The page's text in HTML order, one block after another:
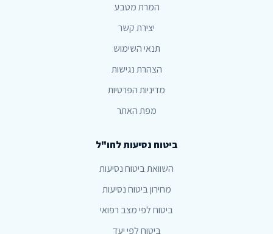
המרת מטבע
יצירת קשר
תנאי השימוש
הצהרת נגישות
מדיניות הפרטיות
מפת האתר
ביטוח נסיעות לחו"ל
השוואת ביטוח נסיעות
מחירון ביטוח נסיעות
ביטוח לפי מצב רפואי
ביטוח לפי יעד